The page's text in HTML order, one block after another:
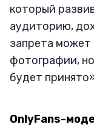
который
аудиторию,
запрета может
фотографии,
будет
OnlyFans-